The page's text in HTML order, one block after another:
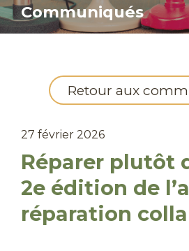
Communiqués
Retour aux
27 février 2026
Réparer plutôt
2e édition de
réparation